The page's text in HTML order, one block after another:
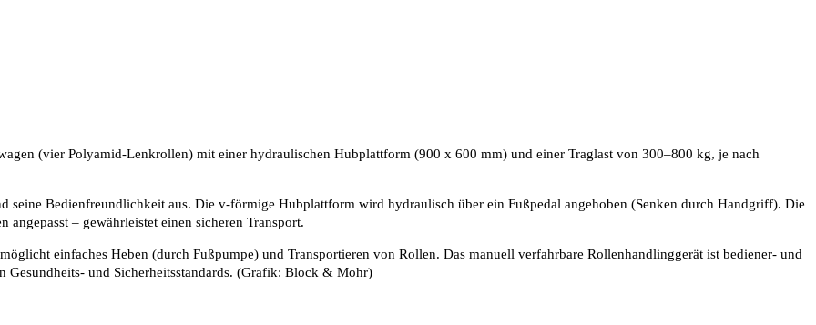
(vier Polyamid-Lenkrollen) mit einer hydraulischen Hubplattform (900 x 600 mm) und einer Traglast von 300–800 kg, je nach
seine Bedienfreundlichkeit aus. Die v-förmige Hubplattform wird hydraulisch über ein Fußpedal angehoben (Senken durch Handgriff). Die
– gewährleistet einen sicheren Transport.
einfaches Heben (durch Fußpumpe) und Transportieren von Rollen. Das manuell verfahrbare Rollenhandlinggerät ist bediener- und
und Sicherheitsstandards. (Grafik: Block & Mohr)